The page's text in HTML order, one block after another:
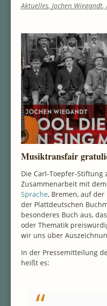
Aktuelles, Jochen Wiegandt,
Musiktransfair
Die Carl-Toepfer-Stiftung
Zusammenarbeit mit dem
Sprache, Bremen, auf
der Plattdeutschen
besonderes Buch aus,
oder Thematik
wir uns über
In der Pressemitteilung
heißt es: